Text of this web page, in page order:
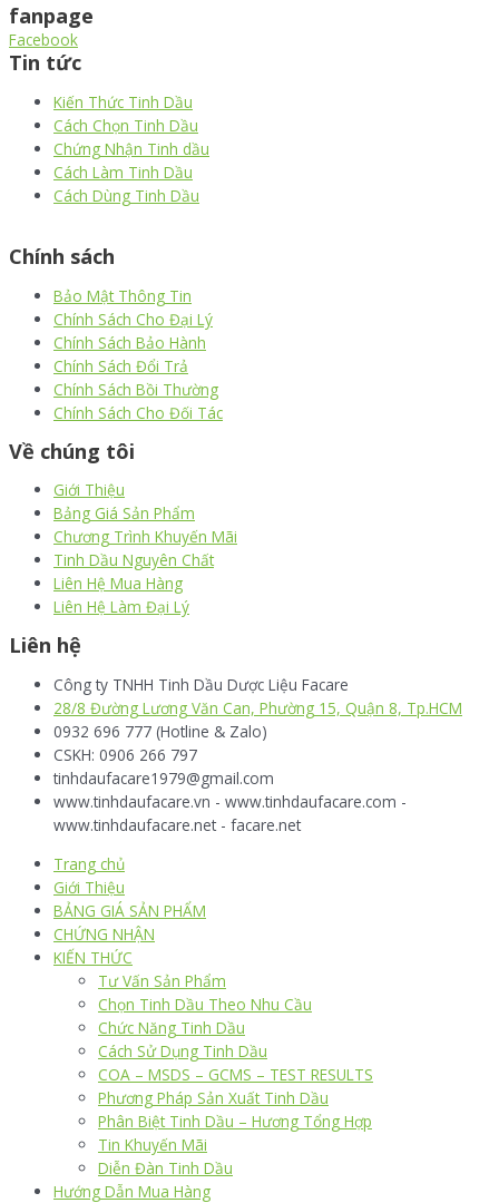
fanpage
Facebook
Tin tức
Kiến Thức Tinh Dầu
Cách Chọn Tinh Dầu
Chứng Nhận Tinh dầu
Cách Làm Tinh Dầu
Cách Dùng Tinh Dầu
Chính sách
Bảo Mật Thông Tin
Chính Sách Cho Đại Lý
Chính Sách Bảo Hành
Chính Sách Đổi Trả
Chính Sách Bồi Thường
Chính Sách Cho Đối Tác
Về chúng tôi
Giới Thiệu
Bảng Giá Sản Phẩm
Chương Trình Khuyến Mãi
Tinh Dầu Nguyên Chất
Liên Hệ Mua Hàng
Liên Hệ Làm Đại Lý
Liên hệ
Công ty TNHH Tinh Dầu Dược Liệu Facare
28/8 Đường Lương Văn Can, Phường 15, Quận 8, Tp.HCM
0932 696 777 (Hotline & Zalo)
CSKH: 0906 266 797
tinhdaufacare1979@gmail.com
www.tinhdaufacare.vn - www.tinhdaufacare.com -
www.tinhdaufacare.net - facare.net
Trang chủ
Giới Thiệu
BẢNG GIÁ SẢN PHẨM
CHỨNG NHẬN
KIẾN THỨC
Tư Vấn Sản Phẩm
Chọn Tinh Dầu Theo Nhu Cầu
Chức Năng Tinh Dầu
Cách Sử Dụng Tinh Dầu
COA – MSDS – GCMS – TEST RESULTS
Phương Pháp Sản Xuất Tinh Dầu
Phân Biệt Tinh Dầu – Hương Tổng Hợp
Tin Khuyến Mãi
Diễn Đàn Tinh Dầu
Hướng Dẫn Mua Hàng